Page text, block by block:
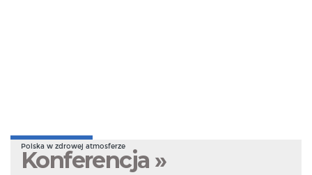
Polska w zdrowej atmosferze
Konferencja »